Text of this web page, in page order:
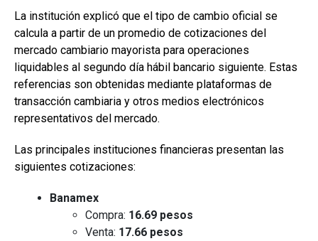
La institución explicó que el tipo de cambio oficial se
calcula a partir de un promedio de cotizaciones del
mercado cambiario mayorista para operaciones
liquidables al segundo día hábil bancario siguiente. Estas
referencias son obtenidas mediante plataformas de
transacción cambiaria y otros medios electrónicos
representativos del mercado.
Las principales instituciones financieras presentan las
siguientes cotizaciones:
Banamex
Compra: 16.69 pesos
Venta: 17.66 pesos